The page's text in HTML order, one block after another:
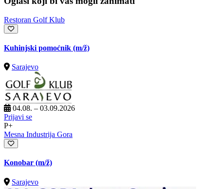
Restoran Golf Klub
Kuhinjski pomoćnik (m/ž)
Sarajevo
04.08. – 03.09.2026
Prijavi se
P+
Mesna Industrija Gora
Konobar (m/ž)
Sarajevo